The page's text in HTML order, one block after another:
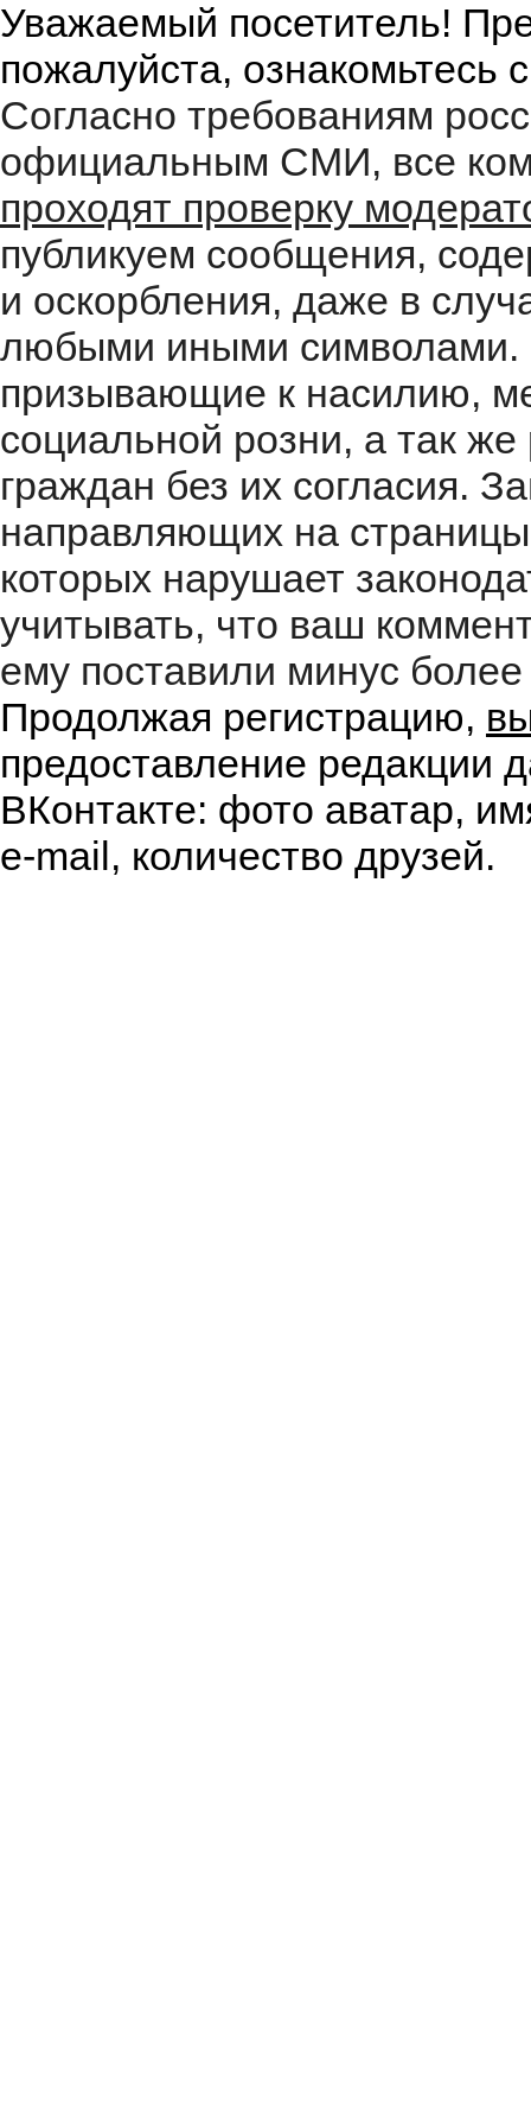
Уважаемый посетитель!
пожалуйста, ознакомьтесь
Согласно требованиям
официальным СМИ, все
проходят проверку
публикуем сообщения,
и оскорбления, даже в
любыми иными символами.
призывающие к насилию,
социальной розни, а так
граждан без их согласия.
направляющих на
которых нарушает
учитывать, что ваш
ему поставили минус
Продолжая регистрацию,
предоставление редакции
ВКонтакте: фото аватар,
e-mail, количество друзей.